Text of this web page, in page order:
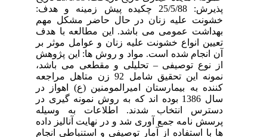
پذیرش: 25/5/88 چکیده پیش زمینه و هدف:
خشونت علیه زنان در حال حاضر مشکل مهم
بهداشت عمومی می باشد. این مطالعه با هدف
تعیین انواع خشونت علیه زنان و عوامل موثر بر
آن انجام شده است. مواد و روش ها: این پژوهش
از نوع توصیفی – تحلیلی و مقطعی می باشد،
نمونه این تحقیق شامل 92 زن متاهل مراجعه
کننده به بیمارستان امیرالمومنین (ع) اهواز در
سال 1386 بوده اند که به روش نمونه گیری در
دسترس انتخاب شدند. اطلاعات به وسیله
پرسش نامه جمع آوری شد و در نهایت آنالیز داده
ها با استفاده از آمار توصیفی و استنباطی انجام